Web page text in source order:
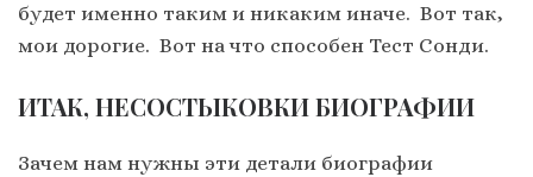
будет именно таким и никаким иначе. Вот так,
мои дорогие. Вот на что способен Тест Сонди.
ИТАК, НЕСОСТЫКОВКИ БИОГРАФИИ
Зачем нам нужны эти детали биографии